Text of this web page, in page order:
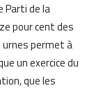
Parti de la
pour cent des
urnes permet à
un exercice du
que les